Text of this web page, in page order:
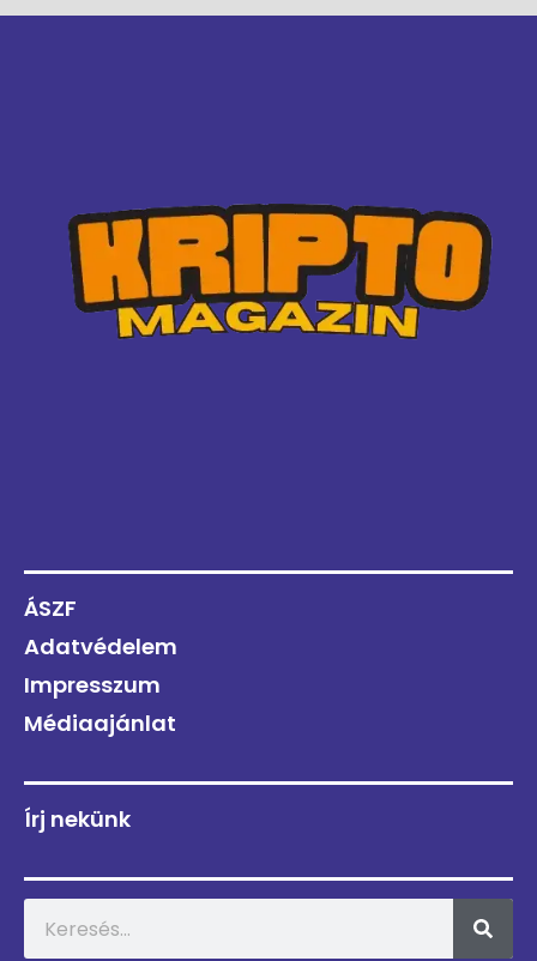
ÁSZF
Adatvédelem
Impresszum
Médiaajánlat
Írj nekünk